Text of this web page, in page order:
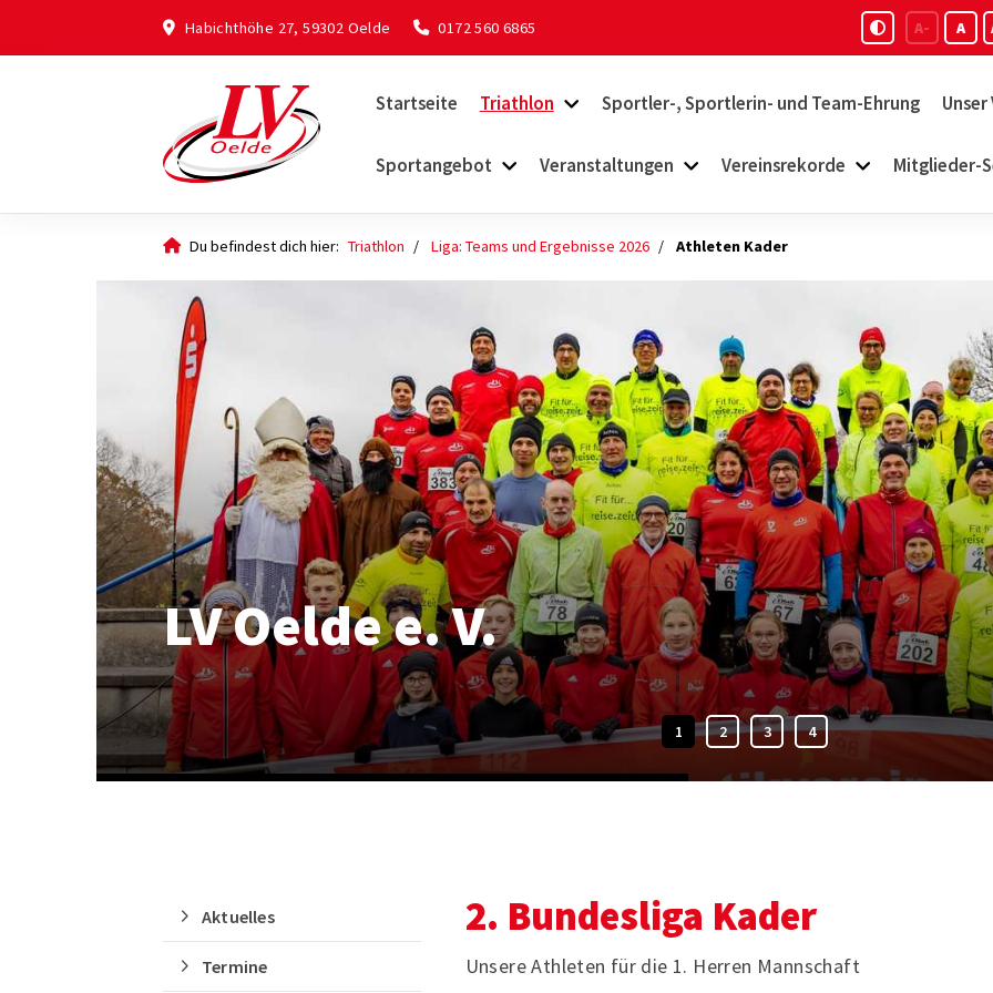
Habichthöhe 27, 59302 Oelde 0172 560 6865 A- A
Startseite Triathlon Sportler-, Sportlerin- und Team-Ehrung Unser
Sportangebot Veranstaltungen Vereinsrekorde Mitglieder-
Du befindest dich hier: Triathlon Liga: Teams und Ergebnisse 2026 Athleten Kader
LV Oelde e. V.
2. Bundesliga Kader
Unsere Athleten für die 1. Herren Mannschaft
Aktuelles
Termine
Unser Sportangebot
Sportsuche
Ausfälle und Vertretungen
Alles zur Mitgliedschaft
Downloads